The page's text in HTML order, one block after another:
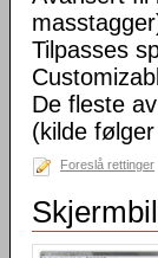
Tilpasses
De fleste
(kilde
Foreslå rettinger